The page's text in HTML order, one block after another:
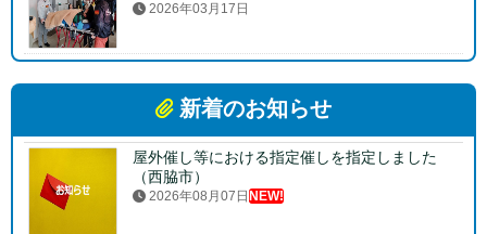
2026年03月17日
新着のお知らせ
屋外催し等における指定催しを指定しました
（西脇市）
2026年08月07日 NEW!